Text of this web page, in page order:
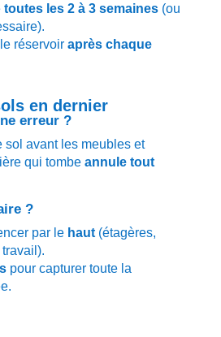
toutes les 2 à 3 semaines(ou
réservoir après chaque
en dernier
erreur ?
sol avant les meubles et
qui tombe annule tout
?
par le haut(étagères,
pour capturer toute la